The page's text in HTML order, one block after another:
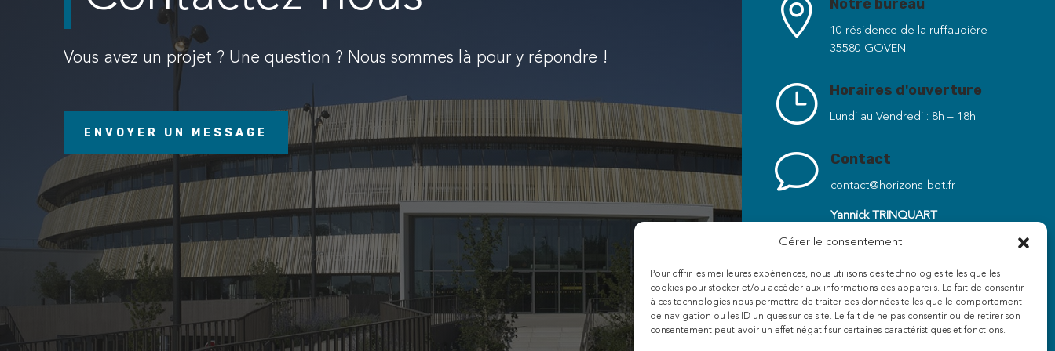
Gérer le consentement
Pour offrir les meilleures expériences, nous utilisons des technologies telles que les
cookies pour stocker et/ou accéder aux informations des appareils. Le fait de consentir
à ces technologies nous permettra de traiter des données telles que le comportement
de navigation ou les ID uniques sur ce site. Le fait de ne pas consentir ou de retirer son
consentement peut avoir un effet négatif sur certaines caractéristiques et fonctions.
Vous avez un projet ? Une question ? Nous sommes là pour y répondre !
ENVOYER UN MESSAGE
 Notre bureau
10 résidence de la ruffaudière
35580 GOVEN
} Horaires d'ouverture
Lundi au Vendredi : 8h – 18h
v Contact
contact@horizons-bet.fr
Yannick TRINQUART
06 89 82 82 20